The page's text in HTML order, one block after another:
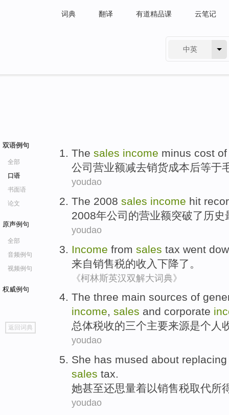
词典 翻译 有道精品课 云笔记
中英
双语例句
全部
口语
书面语
论文
原声例句
全部
音频例句
视频例句
权威例句
go
top
返回词典
The sales income minus cost
公司 营业额减去销货成本后等于
youdao
The 2008 sales income hit
2008年公司 的营业额突破了 历史
youdao
Income from sales tax went
来自销售税的收入 下降了 。
《柯林斯英汉双解大词典》
The three main sources of
income, sales and corporate
总体税收的三个主要来源是个 人
youdao
She has mused about replacing
sales tax.
她甚至还思量着以销售税取代所
youdao